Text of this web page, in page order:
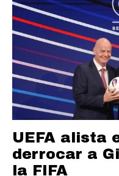
UEFA alista
derrocar a
la FIFA